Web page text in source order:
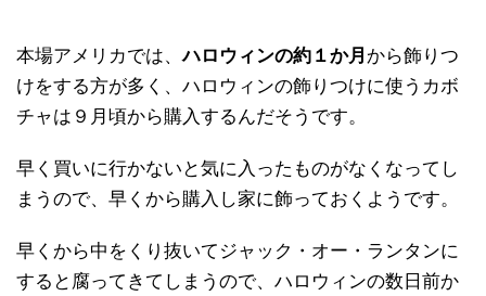
本場アメリカでは、ハロウィンの約１か月 から飾りつ
けをする方が多く、ハロウィンの飾りつけに使うカボ
チャは９月頃から購入するんだそうです。
早く買いに行かないと気に入ったものがなくなってし
まうので、早くから購入し家に飾っておくようです。
早くから中をくり抜いてジャック・オー・ランタンに
すると腐ってきてしまうので、ハロウィンの数日前か